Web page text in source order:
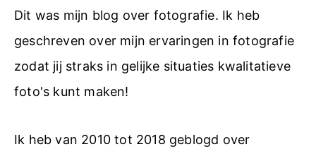
Dit was mijn blog over fotografie. Ik heb
geschreven over mijn ervaringen in fotografie
zodat jij straks in gelijke situaties kwalitatieve
foto's kunt maken!
Ik heb van 2010 tot 2018 geblogd over